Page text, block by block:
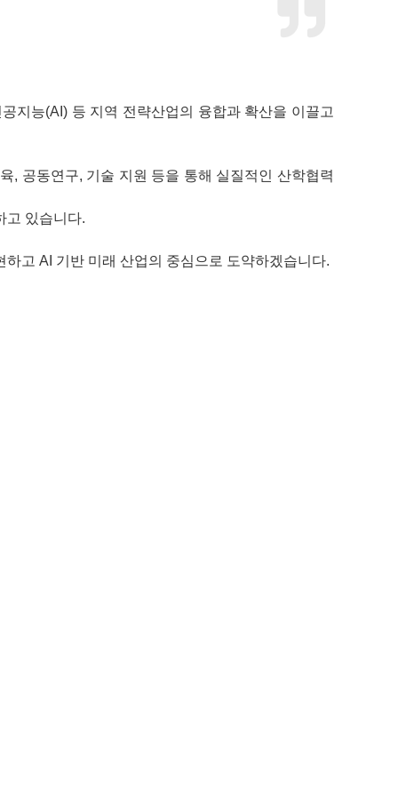
지능(AI) 등 지역 전략산업의 융합과 확산을 이끌고
, 공동연구, 기술 지원 등을 통해 실질적인 산학협력
고 있습니다.
고 AI 기반 미래 산업의 중심으로 도약하겠습니다.